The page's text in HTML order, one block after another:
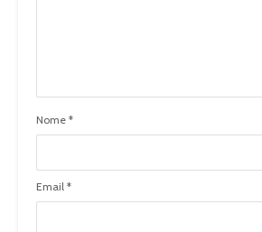
Nome *
Email *